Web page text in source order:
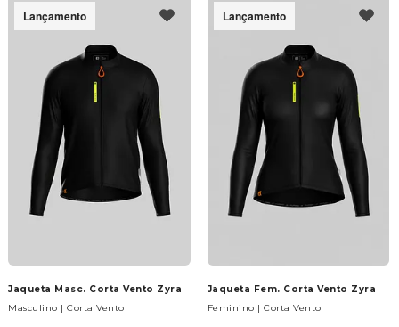
Lançamento
Jaqueta Masc. Corta Vento Zyra
Masculino | Corta Vento
Lançamento
Jaqueta Fem. Corta Vento Zyra
Feminino | Corta Vento